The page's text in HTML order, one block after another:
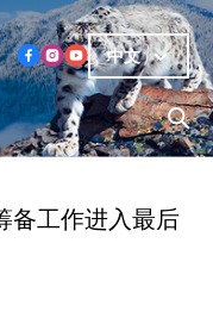
中文
备工作进入最后